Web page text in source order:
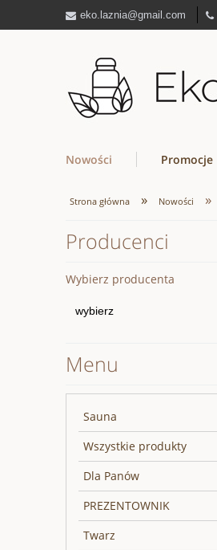
eko.laznia@gmail.com
Nowości Promocje
Strona główna » Nowości »
Producenci
Wybierz producenta
Menu
Sauna
Wszystkie produkty
Dla Panów
PREZENTOWNIK
Twarz